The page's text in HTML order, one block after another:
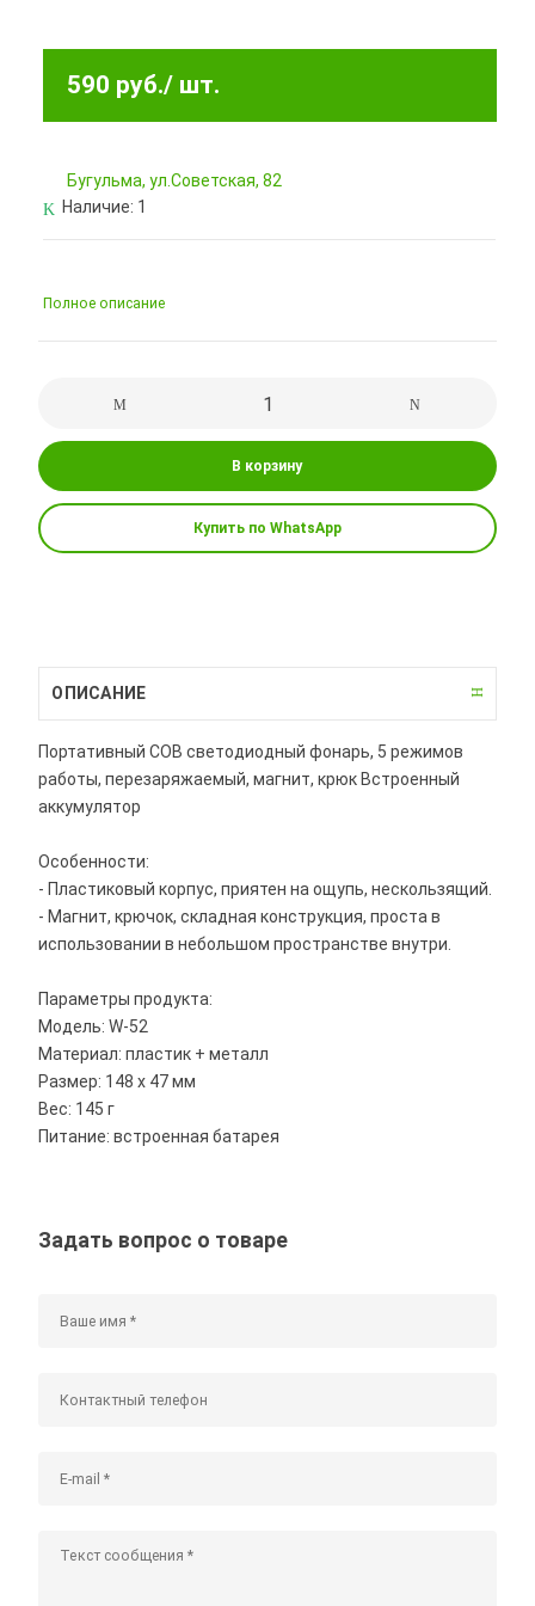
590 руб./ шт.
Бугульма, ул.Советская, 82
Наличие: 1
Полное описание
В корзину
Купить по WhatsApp
ОПИСАНИЕ
Портативный COB светодиодный фонарь, 5 режимов
работы, перезаряжаемый, магнит, крюк Встроенный
аккумулятор
Особенности:
- Пластиковый корпус, приятен на ощупь, нескользящий.
- Магнит, крючок, складная конструкция, проста в
использовании в небольшом пространстве внутри.
Параметры продукта:
Модель: W-52
Материал: пластик + металл
Размер: 148 х 47 мм
Вес: 145 г
Питание: встроенная батарея
Задать вопрос о товаре